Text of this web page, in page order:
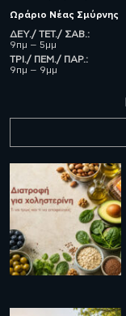
Ωράριο Νέας Σμύρνης
ΔΕΥ./ ΤΕΤ./ ΣΑΒ.:
9πμ – 5μμ
ΤΡΙ./ ΠΕΜ./ ΠΑΡ.:
9πμ – 9μμ